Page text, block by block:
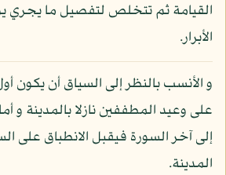
القيامة ثم تتخلص لتفصيل ما يجري
الأبرار.
و الأنسب بالنظر إلى السياق أن يكون
على وعيد المطففين نازلا بالمدينة و
إلى آخر السورة فيقبل الانطباق على
المدينة.